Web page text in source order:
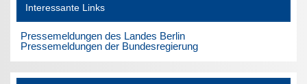
Interessante Links
Pressemeldungen des Landes Berlin
Pressemeldungen der Bundesregierung